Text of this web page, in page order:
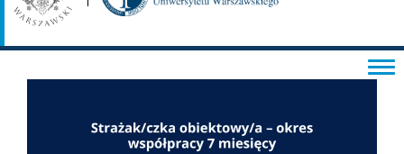
Ważne dokumenty i informacje